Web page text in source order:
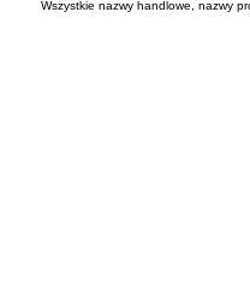
Wszystkie nazwy handlowe, nazwy